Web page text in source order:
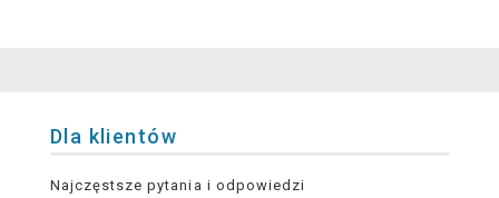
Dla klientów
Najczęstsze pytania i odpowiedzi